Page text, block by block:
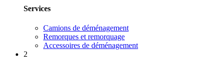
Services
Camions de déménagement
Remorques et remorquage
Accessoires de déménagement
2